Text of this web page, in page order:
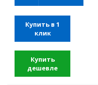
Купить в 1
клик
Купить
дешевле